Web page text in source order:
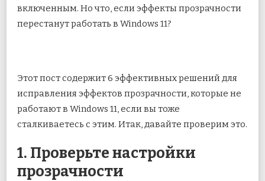
НЕ
включенным. Но что, если эффекты прозрачности
перестанут работать в Windows 11?
Этот пост содержит 6 эффективных решений для
исправления эффектов прозрачности, которые не
работают в Windows 11, если вы тоже
сталкиваетесь с этим. Итак, давайте проверим это.
1. Проверьте настройки
прозрачности